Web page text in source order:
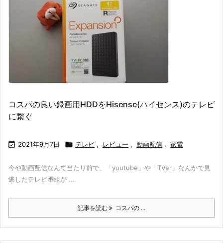
コスパの良い録画用HDDをHisense(ハイセンス)のテレビ
に繋ぐ
 2021年9月7日  テレビ , レビュー , 動画配信 , 家電
今や動画配信なんて当たり前で、「youtube」や「TVer」なんかで見
逃したテレビ番組が ...
記事を読む コスパの ...